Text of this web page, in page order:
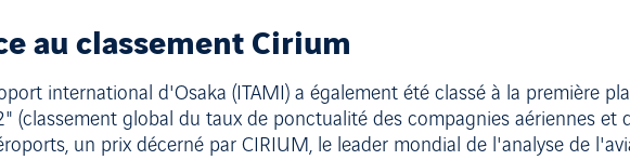
au classement Cirium
international d'Osaka (ITAMI) a également été classé à la première
(classement global du taux de ponctualité des compagnies aériennes et
un prix décerné par CIRIUM, le leader mondial de l'analyse de